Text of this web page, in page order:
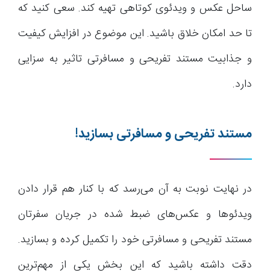
ساحل عکس و ویدئوی کوتاهی تهیه کند. سعی کنید که
تا حد امکان خلاق باشید. این موضوع در افزایش کیفیت
و جذابیت مستند تفریحی و مسافرتی تاثیر به سزایی
دارد.
مستند تفریحی و مسافرتی بسازید!
در نهایت نوبت به آن می‌رسد که با کنار هم قرار دادن
ویدئوها و عکس‌های ضبط شده در جریان سفرتان
مستند تفریحی و مسافرتی خود را تکمیل کرده و بسازید.
دقت داشته باشید که این بخش یکی از مهم‌ترین